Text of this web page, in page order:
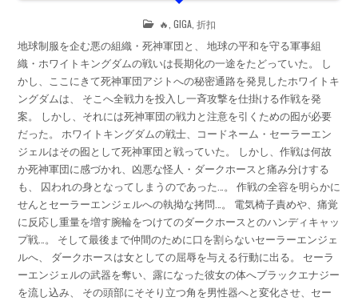
POSTED
🔥, GIGA, 折扣
地球制服を企む悪の組織・死神軍団と、 地球の平和を守る軍事組
織・ホワイトキングダムの戦いは長期化の一途をたどっていた。 し
かし、ここにきて死神軍団アジトへの秘密通路を発見したホワイトキ
ングダムは、 そこへ全戦力を投入し一斉攻撃を仕掛ける作戦を発
案。 しかし、それには死神軍団の戦力と注意を引くための囮が必要
だった。 ホワイトキングダムの戦士、コードネーム・セーラーエン
ジェルはその囮として死神軍団と戦っていた。 しかし、作戦は何故
か死神軍団に感づかれ、凶悪な怪人・ダークホースと痛み分けする
も、 囚われの身となってしまうのであった…。 作戦の全容を明らかに
せんとセーラーエンジェルへの執拗な拷問…。 電気椅子責めや、痛覚
に反応し重量を増す腕輪をつけてのダークホースとのハンディキャッ
プ戦…。 そして最後まで仲間のために口を割らないセーラーエンジェ
ルへ、 ダークホースは女としての屈辱を与える行動に出る。 セーラ
ーエンジェルの武器を奪い、露になった彼女の体へブラックエナジー
を流し込み、 その頭部にそそり立つ角を男性器へと変化させ、セー